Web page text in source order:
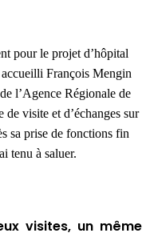
pour le projet d’hôpital
François Mengin
l’Agence Régionale de
visite et d’échanges sur
sa prise de fonctions fin
tenu à saluer.
visites, un même